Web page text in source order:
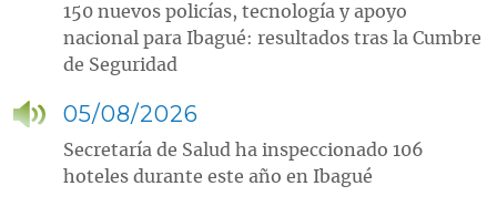
150 nuevos policías, tecnología y apoyo
nacional para Ibagué: resultados tras la Cumbre
de Seguridad
05/08/2026
Secretaría de Salud ha inspeccionado 106
hoteles durante este año en Ibagué